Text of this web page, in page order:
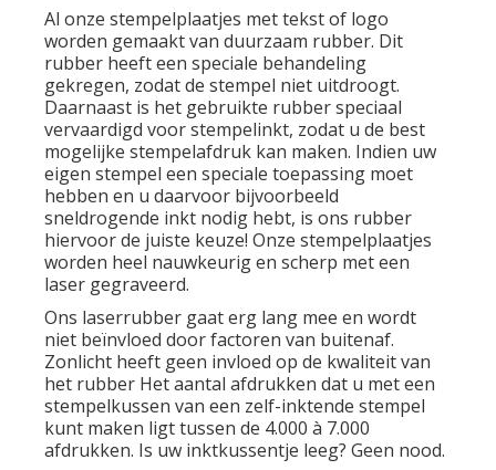
Al onze stempelplaatjes met tekst of logo
worden gemaakt van duurzaam rubber. Dit
rubber heeft een speciale behandeling
gekregen, zodat de stempel niet uitdroogt.
Daarnaast is het gebruikte rubber speciaal
vervaardigd voor stempelinkt, zodat u de best
mogelijke stempelafdruk kan maken. Indien uw
eigen stempel een speciale toepassing moet
hebben en u daarvoor bijvoorbeeld
sneldrogende inkt nodig hebt, is ons rubber
hiervoor de juiste keuze! Onze stempelplaatjes
worden heel nauwkeurig en scherp met een
laser gegraveerd.
Ons laserrubber gaat erg lang mee en wordt
niet beïnvloed door factoren van buitenaf.
Zonlicht heeft geen invloed op de kwaliteit van
het rubber Het aantal afdrukken dat u met een
stempelkussen van een zelf-inktende stempel
kunt maken ligt tussen de 4.000 à 7.000
afdrukken. Is uw inktkussentje leeg? Geen nood.